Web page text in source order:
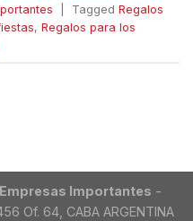
Tagged Regalos
, Regalos para los
Importantes -
Of. 64, CABA ARGENTINA